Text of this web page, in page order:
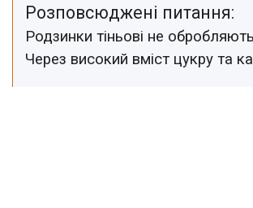
Розповсюджені питання:
Родзинки тіньові не
Через високий вміст цукру та